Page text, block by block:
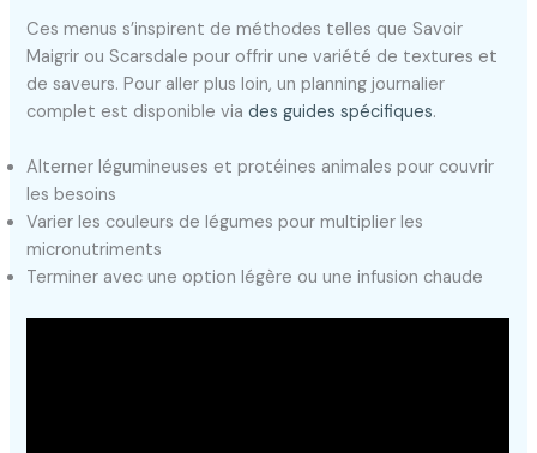
Ces menus s’inspirent de méthodes telles que Savoir
Maigrir ou Scarsdale pour offrir une variété de textures et
de saveurs. Pour aller plus loin, un planning journalier
complet est disponible viades guides spécifiques.
Alterner légumineuses et protéines animales pour couvrir
les besoins
Varier les couleurs de légumes pour multiplier les
micronutriments
Terminer avec une option légère ou une infusion chaude